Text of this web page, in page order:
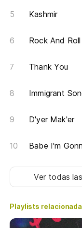
Kashmir
Rock And Roll
Thank You
Immigrant
D'yer Mak'er
Babe I'm
Ver todas
Playlists